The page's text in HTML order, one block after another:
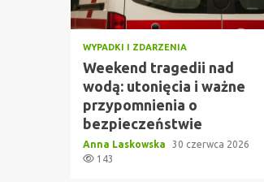
WYPADKI I ZDARZENIA
Weekend tragedii nad
wodą: utonięcia i ważne
przypomnienia o
bezpieczeństwie
Anna Laskowska
30 czerwca 2026
143